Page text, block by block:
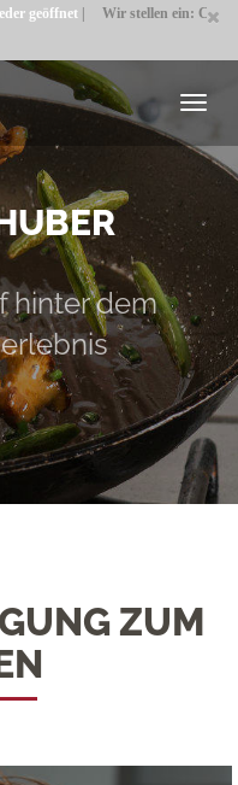
| Wir stellen ein: COMMIS
hinter dem
ZUM